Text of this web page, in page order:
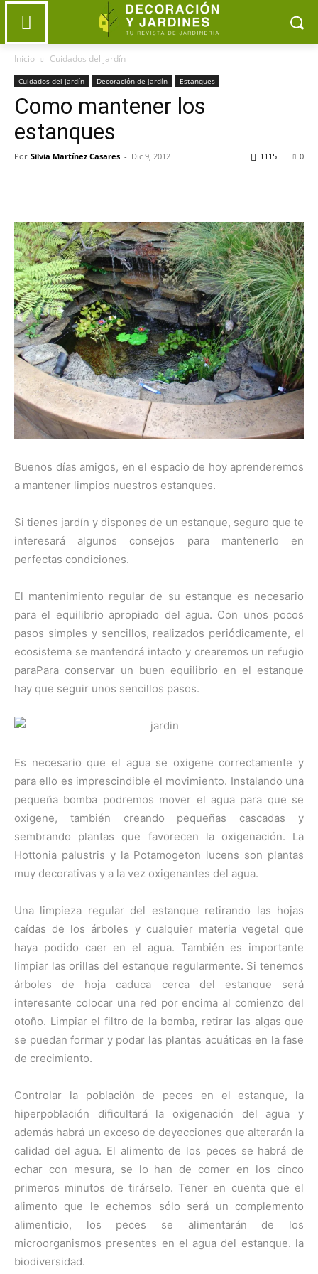
Inicio Cuidados del jardín
Cuidados del jardín Decoración de jardín Estanques
Como mantener los
estanques
Por Silvia Martínez Casares - Dic 9, 2012 0
1115
Buenos días amigos, en el espacio de hoy aprenderemos
a mantener limpios nuestros estanques.
Si tienes jardín y dispones de un estanque, seguro que te
interesará algunos consejos para mantenerlo en
perfectas condiciones.
El mantenimiento regular de su estanque es necesario
para el equilibrio apropiado del agua. Con unos pocos
pasos simples y sencillos, realizados periódicamente, el
ecosistema se mantendrá intacto y crearemos un refugio
paraPara conservar un buen equilibrio en el estanque
hay que seguir unos sencillos pasos.
Es necesario que el agua se oxigene correctamente y
para ello es imprescindible el movimiento. Instalando una
pequeña bomba podremos mover el agua para que se
oxigene, también creando pequeñas cascadas y
sembrando plantas que favorecen la oxigenación. La
Hottonia palustris y la Potamogeton lucens son plantas
muy decorativas y a la vez oxigenantes del agua.
Una limpieza regular del estanque retirando las hojas
caídas de los árboles y cualquier materia vegetal que
haya podido caer en el agua. También es importante
limpiar las orillas del estanque regularmente. Si tenemos
árboles de hoja caduca cerca del estanque será
interesante colocar una red por encima al comienzo del
otoño. Limpiar el filtro de la bomba, retirar las algas que
se puedan formar y podar las plantas acuáticas en la fase
de crecimiento.
Controlar la población de peces en el estanque, la
hiperpoblación dificultará la oxigenación del agua y
además habrá un exceso de deyecciones que alterarán la
calidad del agua. El alimento de los peces se habrá de
echar con mesura, se lo han de comer en los cinco
primeros minutos de tirárselo. Tener en cuenta que el
alimento que le echemos sólo será un complemento
alimenticio, los peces se alimentarán de los
microorganismos presentes en el agua del estanque. la
biodiversidad.